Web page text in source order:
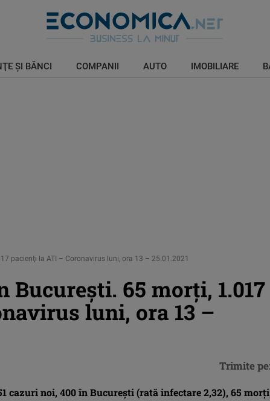
ŞI BĂNCI COMPANII AUTO IMOBILIARE
pacienţi la ATI – Coronavirus luni, ora 13 – 25.01.2021
Bucureşti. 65 morţi, 1.017
luni, ora 13 –
cazuri noi, 400 în Bucureşti (rată infectare 2,32), 65
Trimite